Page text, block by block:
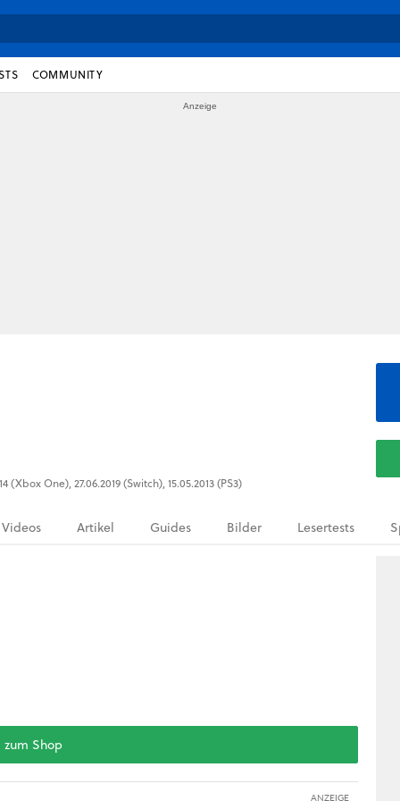
COMMUNITY
(Xbox One), 27.06.2019 (Switch), 15.05.2013 (PS3)
Videos Artikel Guides Bilder Lesertests
zum Shop
ANZEIGE